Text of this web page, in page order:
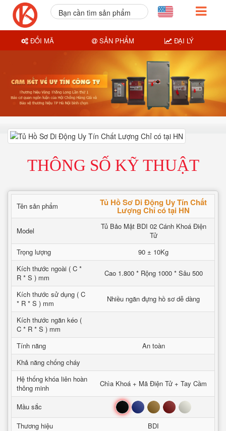
THÔNG SỐ KỸ THUẬT
Tên sản phẩm Tủ Hồ Sơ Di Động Uy Tín Chất
Lượng Chỉ có tại HN
Model
Tủ Bảo Mật BDI 02 Cánh Khoá Điện
Tử
Trọng lượng
90 ± 10Kg
Kích thước ngoài ( C *
R * S ) mm
Cao 1.800 * Rộng 1000 * Sâu 500
Kích thước sử dụng ( C
* R * S ) mm
Nhiều ngăn đựng hồ sơ dễ dàng
Kích thước ngăn kéo (
C * R * S ) mm
Tính năng
An toàn
Khả năng chống cháy
Hệ thống khóa liên hoàn
thông minh
Chìa Khoá + Mã Điện Tử + Tay Cầm
Mầu sắc Đen Xanh Nâu Đỏ Trắng
Thương hiệu
BDI
Bạn cần tìm sản phẩm
ĐỔI MÃ SẢN PHẨM ĐẠI LÝ